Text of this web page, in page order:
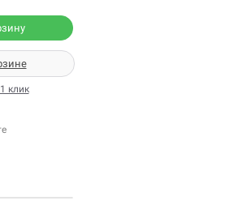
клик